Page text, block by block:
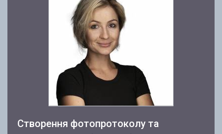
Створення фотопротоколу та